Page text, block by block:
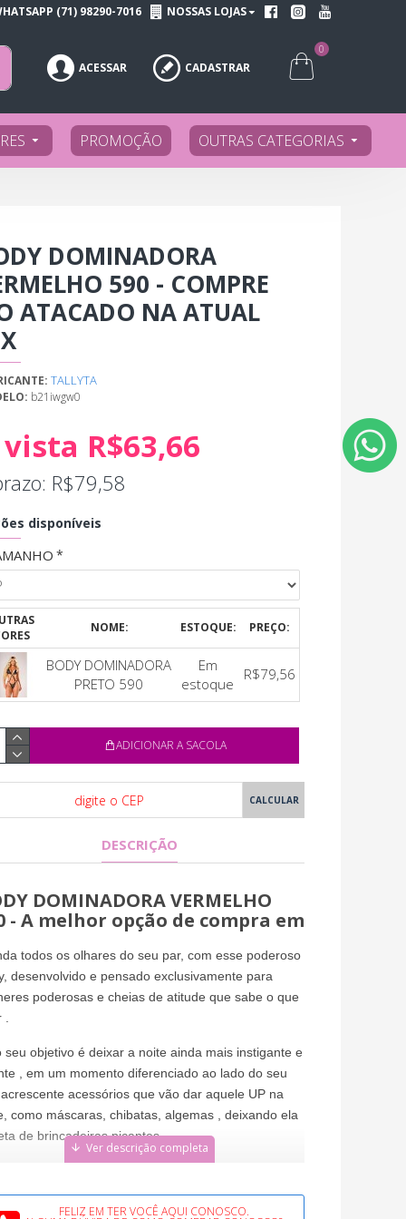
(71) 98290-7016 NOSSAS LOJAS
ACESSAR CADASTRAR
0
PROMOÇÃO OUTRAS CATEGORIAS
DOMINADORA
590 - COMPRE
ATACADO NA ATUAL
R$63,66
R$79,58
TALLYTA
b21iwgw0
disponíveis
NOME: ESTOQUE: PREÇO:
BODY DOMINADORA
PRETO 590
Em
estoque
R$79,56
ADICIONAR A SACOLA
DESCRIÇÃO
DOMINADORA VERMELHO
- A melhor opção de compra em
todos os olhares do seu par, com esse poderoso
desenvolvido e pensado exclusivamente para
poderosas e cheias de atitude que sabe o que
seu objetivo é deixar a noite ainda mais instigante e
, em um momento diferenciado ao lado do seu
acessórios que vão dar aquele UP na
como máscaras, chibatas, algemas , deixando ela
de brincadeiras picantes.
é um tecido que imita o couro com perfeição,
FELIZ EM TER VOCÊ AQUI CONOSCO.